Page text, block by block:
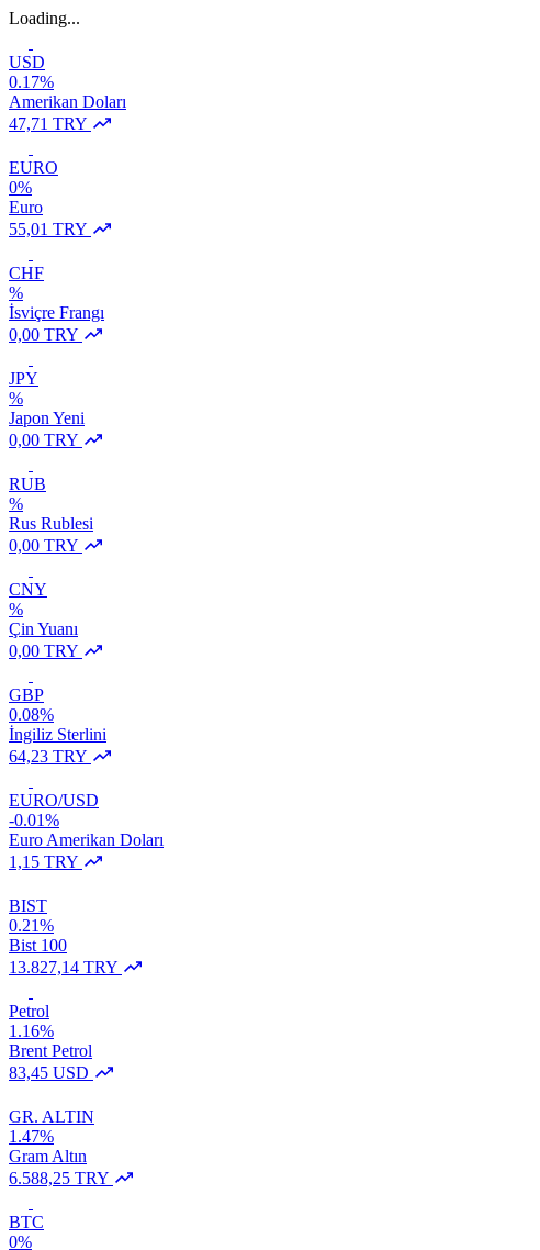
Loading...
USD
0.17%
Amerikan Doları
47,71 TRY
EURO
0%
Euro
55,01 TRY
CHF
%
İsviçre Frangı
0,00 TRY
JPY
%
Japon Yeni
0,00 TRY
RUB
%
Rus Rublesi
0,00 TRY
CNY
%
Çin Yuanı
0,00 TRY
GBP
0.08%
İngiliz Sterlini
64,23 TRY
EURO/USD
-0.01%
Euro Amerikan Doları
1,15 TRY
BIST
0.21%
Bist 100
13.827,14 TRY
Petrol
1.16%
Brent Petrol
83,45 USD
GR. ALTIN
1.47%
Gram Altın
6.588,25 TRY
BTC
0%